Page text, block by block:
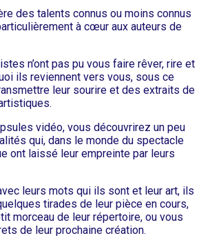
des talents connus ou moins connus
à cœur aux auteurs de
n’ont pas pu vous faire rêver, rire et
ils reviennent vers vous, sous ce
leur sourire et des extraits de
vidéo, vous découvrirez un peu
qui, dans le monde du spectacle
ont laissé leur empreinte par leurs
leurs mots qui ils sont et leur art, ils
tirades de leur pièce en cours,
morceau de leur répertoire, ou vous
de leur prochaine création.